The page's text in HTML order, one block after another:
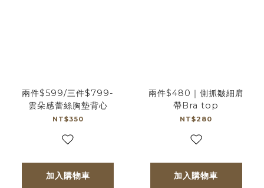
兩件$599/三件$799-
雲朵感蕾絲胸墊背心
NT$350
加入購物車
兩件$480｜側抓皺細肩
帶Bra top
NT$280
加入購物車